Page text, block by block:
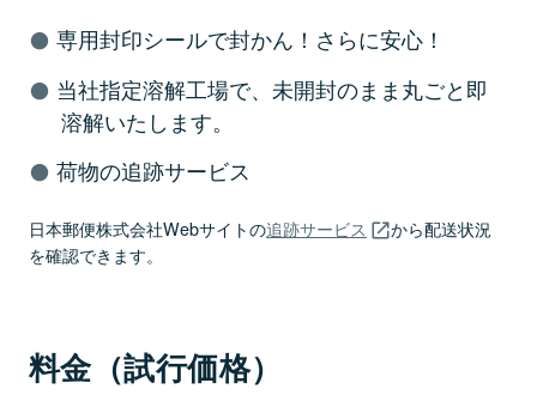
専用封印シールで封かん！さらに安心！
当社指定溶解工場で、未開封のまま丸ごと即
溶解いたします。
荷物の追跡サービス
日本郵便株式会社Webサイトの追跡サービス
から配送状況
を確認できます。
料金（試行価格）